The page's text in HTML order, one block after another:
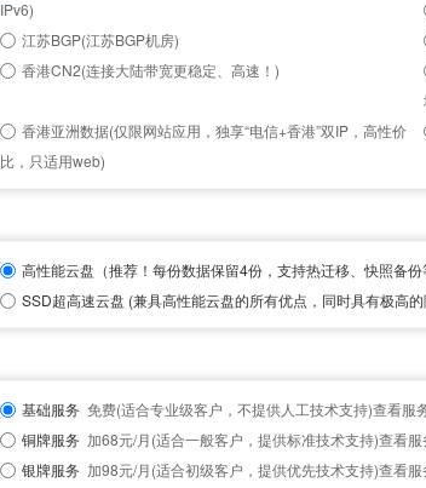
IPv6)
江苏BGP(江苏BGP机房)
香港CN2(连接大陆带宽更稳定、高速！)
香港亚洲数据(仅限网站应用，独享“电信+香港”双IP，高性价
比，只适用web)
高性能云盘 （推荐！每份数据保留4份，支持热迁移、快照备份
SSD超高速云盘 (兼具高性能云盘的所有优点，同时具有极高
基础服务 免费(适合专业级客户，不提供人工技术支持)查看服
铜牌服务 加68元/月(适合一般客户，提供标准技术支持)查看
银牌服务 加98元/月(适合初级客户，提供优先技术支持)查看